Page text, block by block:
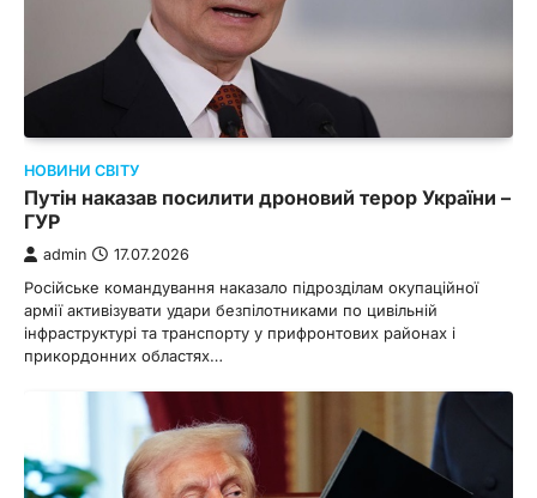
НОВИНИ СВІТУ
Путін наказав посилити дроновий терор України –
ГУР
admin 17.07.2026
Російське командування наказало підрозділам окупаційної
армії активізувати удари безпілотниками по цивільній
інфраструктурі та транспорту у прифронтових районах і
прикордонних областях…